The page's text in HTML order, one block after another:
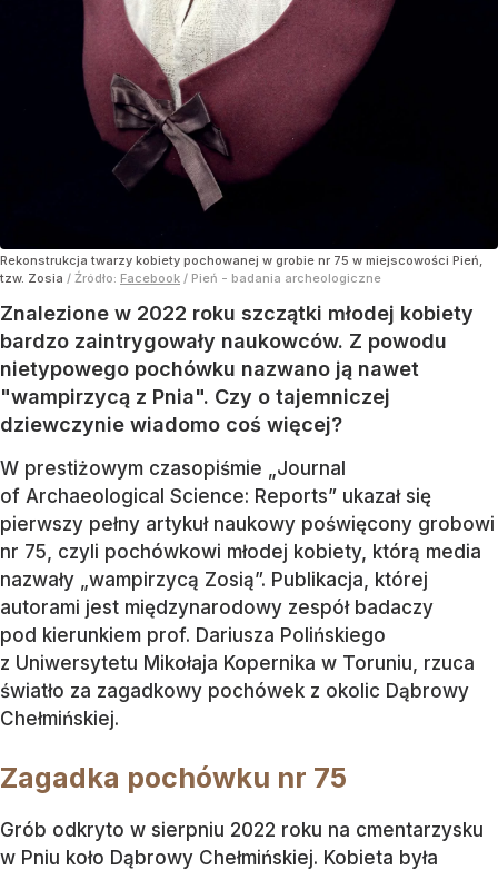
Rekonstrukcja twarzy kobiety pochowanej w grobie nr 75 w miejscowości Pień,
tzw. Zosia / Źródło: Facebook / Pień - badania archeologiczne
Znalezione w 2022 roku szczątki młodej kobiety
bardzo zaintrygowały naukowców. Z powodu
nietypowego pochówku nazwano ją nawet
"wampirzycą z Pnia". Czy o tajemniczej
dziewczynie wiadomo coś więcej?
W prestiżowym czasopiśmie „Journal
of Archaeological Science: Reports” ukazał się
pierwszy pełny artykuł naukowy poświęcony grobowi
nr 75, czyli pochówkowi młodej kobiety, którą media
nazwały „wampirzycą Zosią”. Publikacja, której
autorami jest międzynarodowy zespół badaczy
pod kierunkiem prof. Dariusza Polińskiego
z Uniwersytetu Mikołaja Kopernika w Toruniu, rzuca
światło za zagadkowy pochówek z okolic Dąbrowy
Chełmińskiej.
Zagadka pochówku nr 75
Grób odkryto w sierpniu 2022 roku na cmentarzysku
w Pniu koło Dąbrowy Chełmińskiej. Kobieta była